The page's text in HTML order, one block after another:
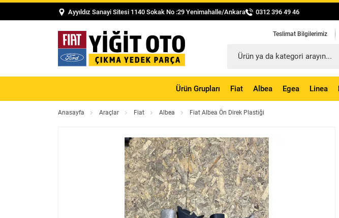
Ayyıldız Sanayi Sitesi 1140 Sokak No :29 Yenimahalle/Ankara 0312 396 49 46
Teslimat Bilgilerimiz
Ürün Grupları Fiat Albea Egea Linea
Anasayfa Araçlar Fiat Albea Fiat Albea Ön Direk Plastiği